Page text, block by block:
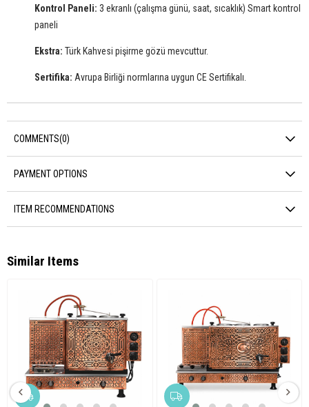
Kontrol Paneli: 3 ekranlı (çalışma günü, saat, sıcaklık) Smart kontrol
paneli
Ekstra: Türk Kahvesi pişirme gözü mevcuttur.
Sertifika: Avrupa Birliği normlarına uygun CE Sertifikalı.
COMMENTS(0)
PAYMENT OPTIONS
ITEM RECOMMENDATIONS
Similar Items